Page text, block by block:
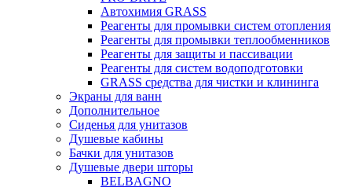
Автохимия GRASS
Реагенты для промывки систем отопления
Реагенты для промывки теплообменников
Реагенты для защиты и пассивации
Реагенты для систем водоподготовки
GRASS средства для чистки и клининга
Экраны для ванн
Дополнительное
Сиденья для унитазов
Душевые кабины
Бачки для унитазов
Душевые двери шторы
BELBAGNO